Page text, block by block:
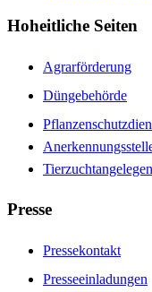
Hoheitliche Seiten
Agrarförderung
Düngebehörde
Presse
Pressekontakt
Presseeinladungen